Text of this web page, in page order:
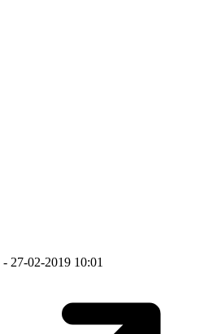
- 27-02-2019 10:01